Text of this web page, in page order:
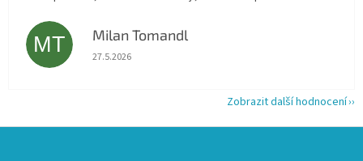
MT Milan Tomandl
Hodnocení obchodu je 5 z 5 hvězdiček.
27.5.2026
Zobrazit další hodnocení